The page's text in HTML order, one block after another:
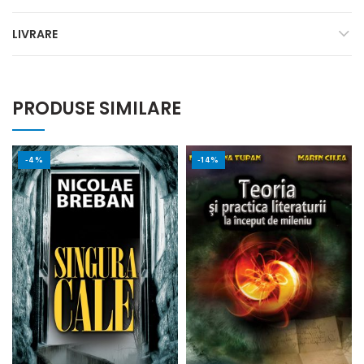
LIVRARE
PRODUSE SIMILARE
-4% -14%